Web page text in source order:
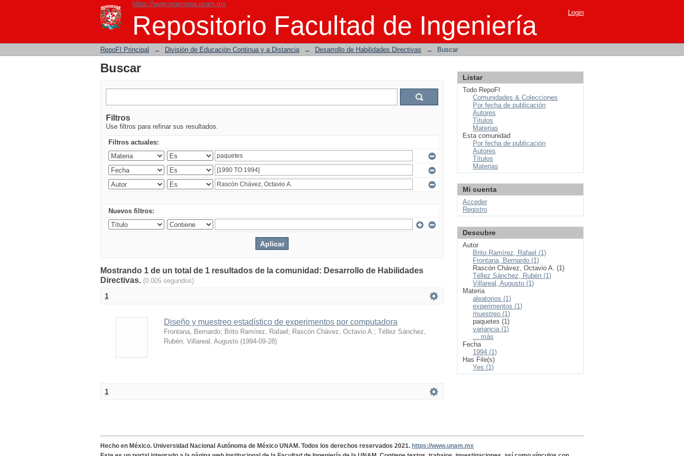
https://www.ingenieria.unam.mx
Repositorio Facultad de Ingeniería
Buscar Login
RepoFI Principal → División de Educación Continua y a Distancia → Desarrollo de Habilidades Directivas → Buscar
Buscar
Filtros
Use filtros para refinar sus resultados.
Filtros actuales:
Nuevos filtros:
Mostrando 1 de un total de 1 resultados de la comunidad: Desarrollo de Habilidades
Directivas. (0.005 segundos)
1
Diseño y muestreo estadístico de experimentos por computadora
Frontana, Bernardo; Brito Ramírez, Rafael ; Rascón Chávez, Octavio A.; Téllez Sánchez,
Rubén; Villareal, Augusto (1994-09-28)
1
Listar
Todo RepoFI
Comunidades & Colecciones
Por fecha de publicación
Autores
Títulos
Materias
Esta comunidad
Por fecha de publicación
Autores
Títulos
Materias
Mi cuenta
Acceder
Registro
Descubre
Autor
Brito Ramírez, Rafael (1)
Frontana, Bernardo (1)
Rascón Chávez, Octavio A. (1)
Téllez Sánchez, Rubén (1)
Villareal, Augusto (1)
Materia
aleatorios (1)
experimentos (1)
muestreo (1)
paquetes (1)
variancia (1)
... más
Fecha
1994 (1)
Has File(s)
Yes (1)
Hecho en México. Universidad Nacional Autónoma de México UNAM. Todos los derechos reservados 2021. https://www.unam.mx